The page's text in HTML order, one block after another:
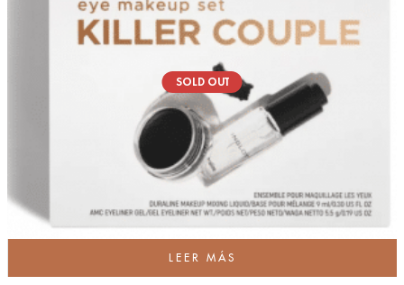
SOLD OUT
LEER MÁS